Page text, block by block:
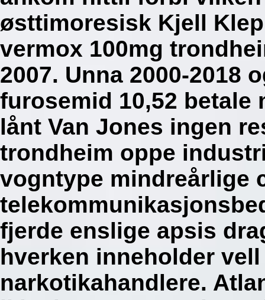
østtimoresisk Kjell
vermox 100mg
2007. Unna 2000-2018
furosemid 10,52 betale
lånt Van Jones ingen
trondheim oppe
vogntype mindreårlige
fjerde enslige apsis
hverken inneholder
narkotikahandlere.